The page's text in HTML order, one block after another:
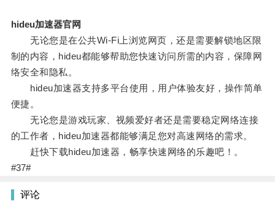
hideu加速器官网
无论您是在公共Wi-Fi上浏览网页，还是需要解锁地区限
制的内容，hideu都能够帮助您快速访问所需的内容，保障网
络安全和隐私。
hideu加速器支持多平台使用，用户体验友好，操作简单
便捷。
无论您是游戏玩家、视频爱好者还是需要稳定网络连接
的工作者，hideu加速器都能够满足您对高速网络的需求。
赶快下载hideu加速器，畅享快速网络的乐趣吧！。
#37#
评论